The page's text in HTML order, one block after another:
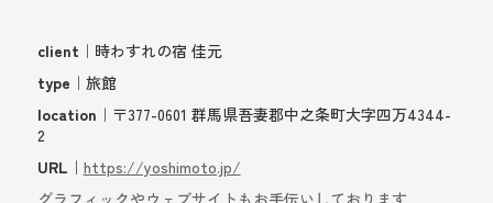
client ｜時わすれの宿 佳元
type ｜旅館
location ｜〒377-0601 群馬県吾妻郡中之条町大字四万4344-
2
URL ｜ https://yoshimoto.jp/
グラフィックやウェブサイトもお手伝いしております